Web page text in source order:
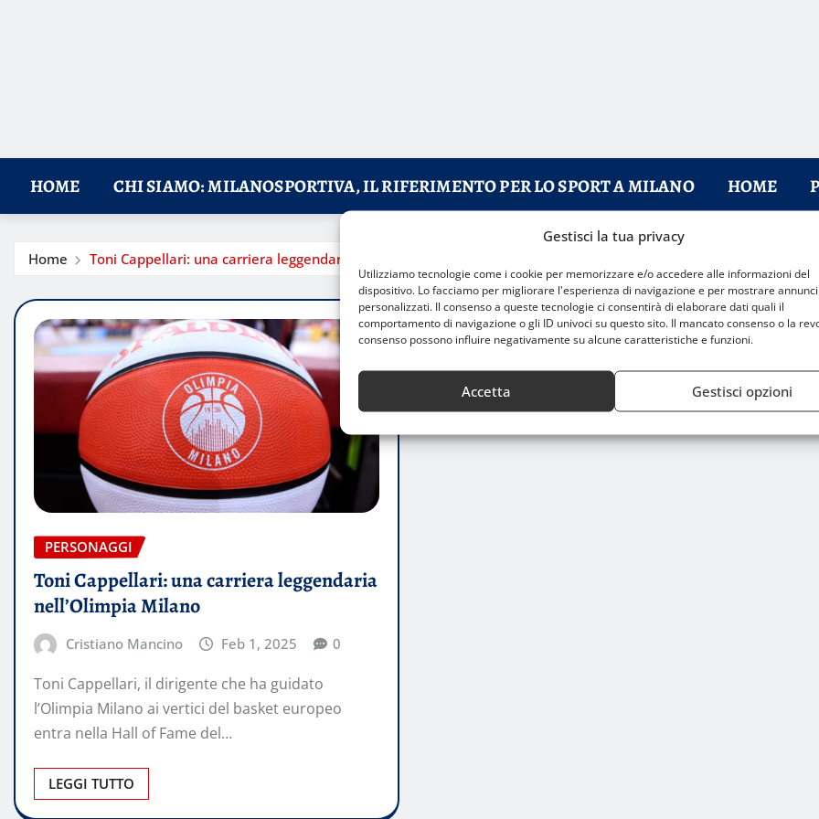
Gestisci la tua privacy
Utilizziamo tecnologie come i cookie per memorizzare e/o accedere alle informazioni del
dispositivo. Lo facciamo per migliorare l'esperienza di navigazione e per mostrare
personalizzati. Il consenso a queste tecnologie ci consentirà di elaborare dati quali il
comportamento di navigazione o gli ID univoci su questo sito. Il mancato consenso o la
consenso possono influire negativamente su alcune caratteristiche e funzioni.
Accetta Gestisci opzioni
HOME CHI SIAMO: MILANOSPORTIVA, IL RIFERIMENTO PER LO SPORT A MILANO HOME
Home Toni Cappellari: una carriera leggendaria nell’Olimpia Milano
PERSONAGGI
Toni Cappellari: una carriera leggendaria
nell’Olimpia Milano
Cristiano Mancino Feb 1, 2025 0
Toni Cappellari, il dirigente che ha guidato
l’Olimpia Milano ai vertici del basket europeo
entra nella Hall of Fame del…
LEGGI TUTTO